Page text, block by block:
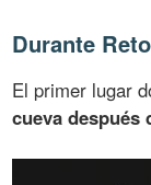
Durante
El primer lugar
cueva